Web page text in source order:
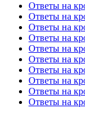
Ответы на
Ответы на
Ответы на
Ответы на
Ответы на
Ответы на
Ответы на
Ответы на
Ответы на
Ответы на